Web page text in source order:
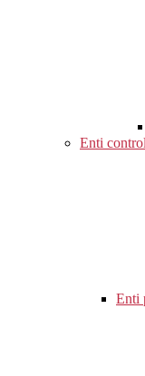
Enti
Enti